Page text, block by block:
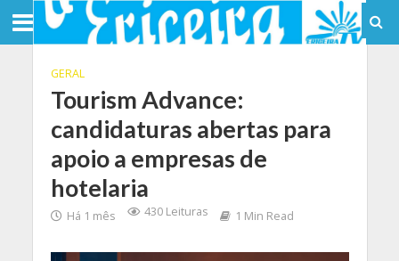
GERAL
Tourism Advance:
candidaturas abertas para
apoio a empresas de
hotelaria
Há 1 mês 430 Leituras 1 Min Read